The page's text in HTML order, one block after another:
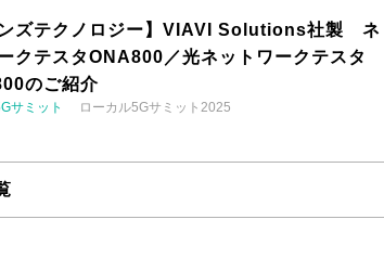
ンズテクノロジー】VIAVI Solutions社製 ネ
クテスタONA800／光ネットワークテスタ
のご紹介
サミット ローカル5Gサミット2025